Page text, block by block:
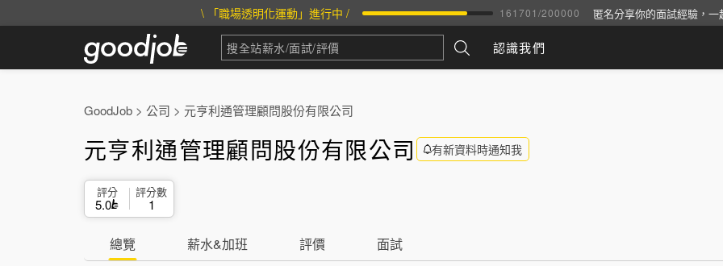
\ 「職場透明化運動」進行中 / 161701 /200000 匿名分享你的面試經驗，
認識我們
GoodJob > 公司 > 元亨利通管理顧問股份有限公司
元亨利通管理顧問股份有限公司 有新資料時通知我
評分
5.0
評分數
1
總覽 薪水&加班 評價 面試